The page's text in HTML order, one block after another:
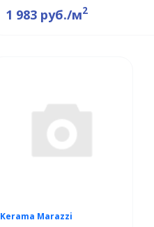
1 983 руб./м2
Kerama Marazzi